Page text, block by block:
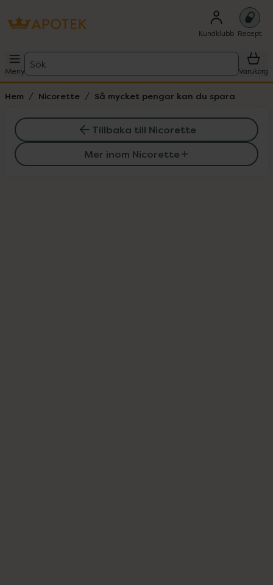
Kundklubb Recept
Meny
Sök
Varukorg
Hem Nicorette Så mycket pengar kan du spara
Tillbaka till Nicorette
Mer inom Nicorette